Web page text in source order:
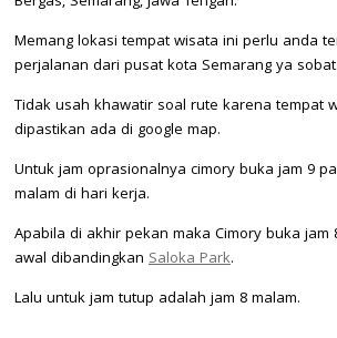
Memang lokasi tempat wisata ini perlu anda
perjalanan dari pusat kota Semarang ya sobat.
Tidak usah khawatir soal rute karena tempat
dipastikan ada di google map.
Untuk jam oprasionalnya cimory buka jam 9
malam di hari kerja.
Apabila di akhir pekan maka Cimory buka jam
awal dibandingkan Saloka Park.
Lalu untuk jam tutup adalah jam 8 malam.